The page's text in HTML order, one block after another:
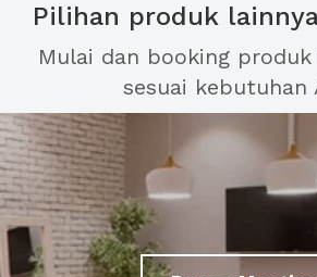
Pilihan produk
Mulai dan booking
sesuai kebutuhan